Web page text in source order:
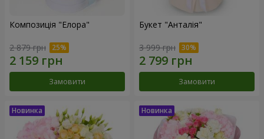
Композиція "Елора"
2 879 грн
Замовити
Букет "Анталія"
3 999 грн
Замовити